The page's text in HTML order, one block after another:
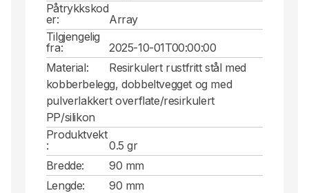
Påtrykkskod
er:
Array
Tilgjengelig
fra:
2025-10-01T00:00:00
Material:
Resirkulert rustfritt stål med
kobberbelegg, dobbeltvegget og med
pulverlakkert overflate/resirkulert
PP/silikon
Produktvekt
:
0.5 gr
Bredde:
90 mm
Lengde:
90 mm